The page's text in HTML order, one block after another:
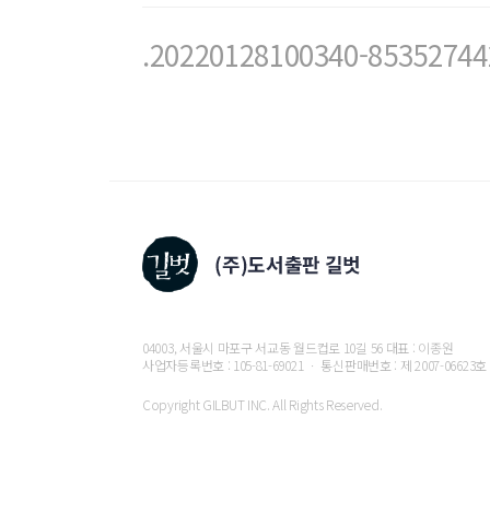
.20220128100340-
04003, 서울시 마포구 서교동 월드컵로 10길 56 대표 : 이종원
사업자등록번호 : 105-81-69021 ㆍ 통신판매번호 : 제 2007-06623호
Copyright GILBUT INC. All Rights Reserved.